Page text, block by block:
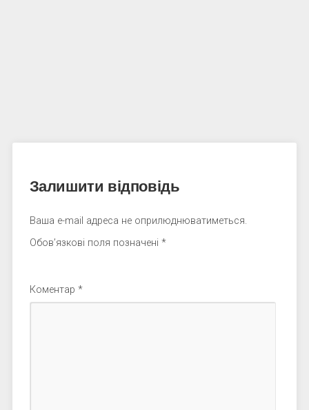
Залишити відповідь
Ваша e-mail адреса не оприлюднюватиметься.
Обов’язкові поля позначені *
Коментар *